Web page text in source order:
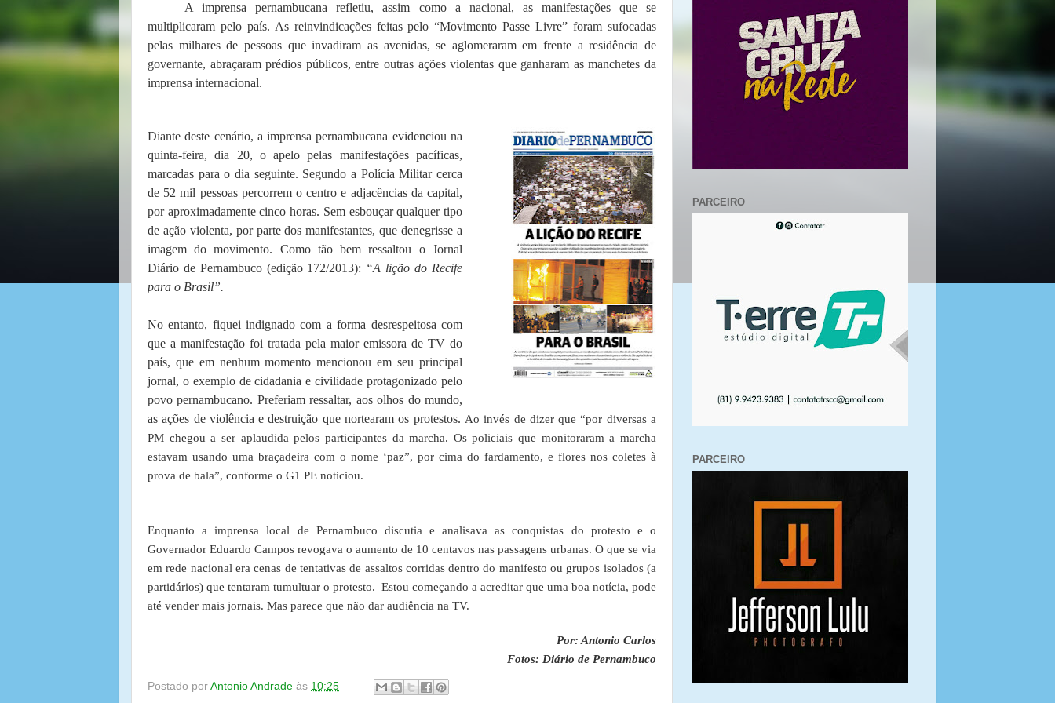
A imprensa pernambucana refletiu, assim como a nacional, as manifestações que se
multiplicaram pelo país. As reinvindicações feitas pelo “Movimento Passe Livre” foram sufocadas
pelas milhares de pessoas que invadiram as avenidas, se aglomeraram em frente a residência de
governante, abraçaram prédios públicos, entre outras ações violentas que ganharam as manchetes da
imprensa internacional.
Diante deste cenário, a imprensa pernambucana evidenciou na
quinta-feira, dia 20, o apelo pelas manifestações pacíficas,
marcadas para o dia seguinte. Segundo a Polícia Militar cerca
de 52 mil pessoas percorrem o centro e adjacências da capital,
por aproximadamente cinco horas. Sem esbouçar qualquer tipo
de ação violenta, por parte dos manifestantes, que denegrisse a
imagem do movimento. Como tão bem ressaltou o Jornal
Diário de Pernambuco (edição 172/2013): “A lição do Recife
para o Brasil”.
No entanto, fiquei indignado com a forma desrespeitosa com
que a manifestação foi tratada pela maior emissora de TV do
país, que em nenhum momento mencionou em seu principal
jornal, o exemplo de cidadania e civilidade protagonizado pelo
povo pernambucano. Preferiam ressaltar, aos olhos do mundo,
as ações de violência e destruição que nortearam os protestos. Ao invés de dizer que “por diversas a
PM chegou a ser aplaudida pelos participantes da marcha. Os policiais que monitoraram a marcha
estavam usando uma braçadeira com o nome ‘paz”, por cima do fardamento, e flores nos coletes à
prova de bala”, conforme o G1 PE noticiou.
Enquanto a imprensa local de Pernambuco discutia e analisava as conquistas do protesto e o
Governador Eduardo Campos revogava o aumento de 10 centavos nas passagens urbanas. O que se via
em rede nacional era cenas de tentativas de assaltos corridas dentro do manifesto ou grupos isolados (a
partidários) que tentaram tumultuar o protesto. Estou começando a acreditar que uma boa notícia, pode
até vender mais jornais. Mas parece que não dar audiência na TV.
Por: Antonio Carlos
Fotos: Diário de Pernambuco
Postado por Antonio Andrade às 10:25
PARCEIRO
PARCEIRO